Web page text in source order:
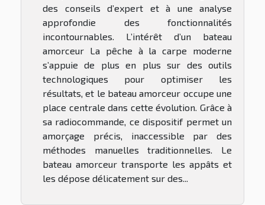
des conseils d’expert et à une analyse
approfondie des fonctionnalités
incontournables. L’intérêt d’un bateau
amorceur La pêche à la carpe moderne
s’appuie de plus en plus sur des outils
technologiques pour optimiser les
résultats, et le bateau amorceur occupe une
place centrale dans cette évolution. Grâce à
sa radiocommande, ce dispositif permet un
amorçage précis, inaccessible par des
méthodes manuelles traditionnelles. Le
bateau amorceur transporte les appâts et
les dépose délicatement sur des...